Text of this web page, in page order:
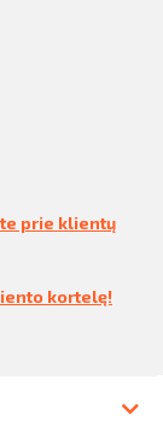
prie klientų
kortelę!